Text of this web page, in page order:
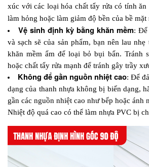
xúc với các loại hóa chất tẩy rửa có tính
làm hỏng hoặc làm giảm độ bền của bề mặt
Vệ sinh định kỳ bằng khăn mềm: Để
và sạch sẽ của sản phẩm, bạn nên lau
khăn mềm ẩm để loại bỏ bụi bẩn. Tránh
hoặc chất tẩy rửa mạnh để tránh gây trầy
Không để gần nguồn nhiệt cao: Để
dạng của thanh nhựa không bị biến dạng,
gần các nguồn nhiệt cao như bếp hoặc ánh
Nhiệt độ quá cao có thể làm nhựa PVC bị